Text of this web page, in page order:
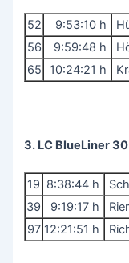
52 9:53:10 h
56
9:59:48 h
65
10:24:21 h
3. LC BlueLiner
19 8:38:44 h
39
9:19:17 h
97 12:21:51 h